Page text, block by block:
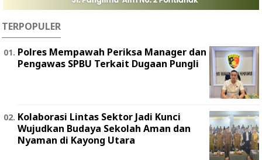
TERPOPULER
Polres Mempawah Periksa Manager dan
Pengawas SPBU Terkait Dugaan Pungli
Kolaborasi Lintas Sektor Jadi Kunci
Wujudkan Budaya Sekolah Aman dan
Nyaman di Kayong Utara